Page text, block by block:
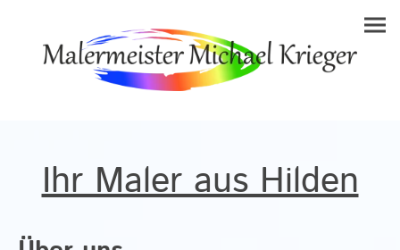
Ihr Maler aus Hilden